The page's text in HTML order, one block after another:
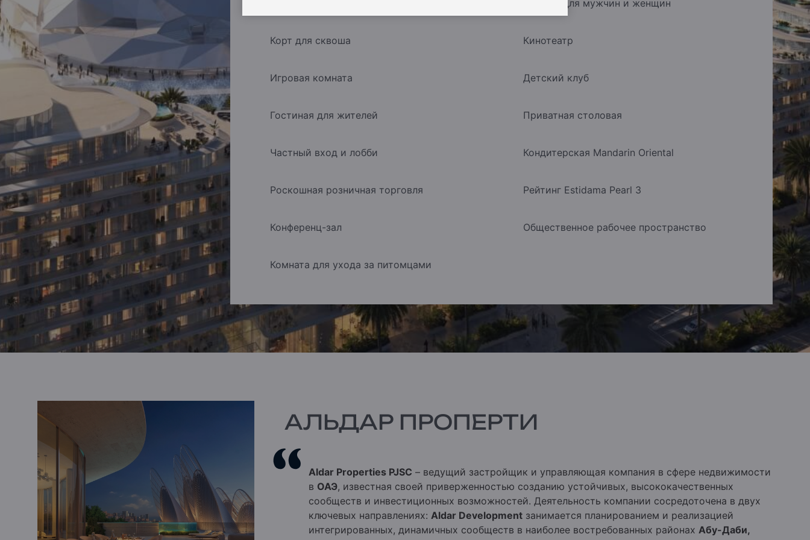
Салоны для мужчин и женщин
Корт для сквоша Кинотеатр
Игровая комната Детский клуб
Гостиная для жителей Приватная столовая
Частный вход и лобби Кондитерская Mandarin Oriental
Роскошная розничная торговля Рейтинг Estidama Pearl 3
Конференц-зал Общественное рабочее пространство
Комната для ухода за питомцами
АЛЬДАР ПРОПЕРТИ
Aldar Properties PJSC – ведущий застройщик и управляющая компания в сфере недвижимости
в ОАЭ, известная своей приверженностью созданию устойчивых, высококачественных
сообществ и инвестиционных возможностей. Деятельность компании сосредоточена в двух
ключевых направлениях: Aldar Development занимается планированием и реализацией
интегрированных, динамичных сообществ в наиболее востребованных районах Абу-Даби,